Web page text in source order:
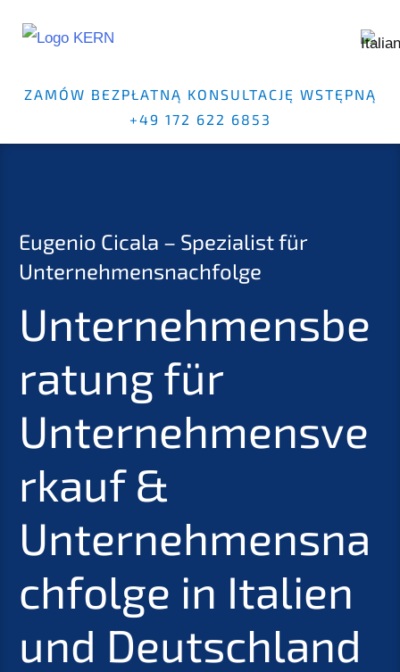
ZAMÓW BEZPŁATNĄ KONSULTACJĘ WSTĘPNĄ
+49 172 622 6853
Eugenio Cicala – Spezialist für
Unternehmensnachfolge
Unternehmensbe
ratung für
Unternehmensve
rkauf &
Unternehmensna
chfolge in Italien
und Deutschland